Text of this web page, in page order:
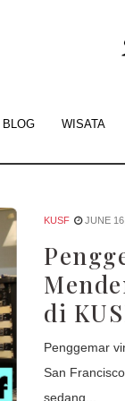
BLOG WISATA
KUSF JUNE
di
Penggemar
San
sedang...